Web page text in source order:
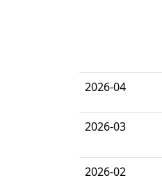
2026-04
2026-03
2026-02